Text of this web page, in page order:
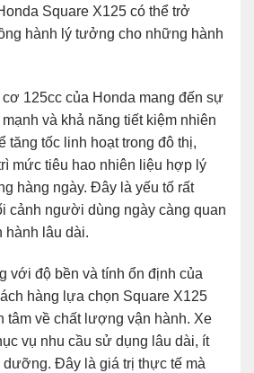
Square X125 có thể trở
hành lý tưởng cho những hành
125cc của Honda mang đến sự
và khả năng tiết kiệm nhiên
tăng tốc linh hoạt trong đô thị,
mức tiêu hao nhiên liệu hợp lý
hàng ngày. Đây là yếu tố rất
cảnh người dùng ngày càng quan
hành lâu dài.
với độ bền và tính ổn định của
hàng lựa chọn Square X125
tâm về chất lượng vận hành. Xe
vụ nhu cầu sử dụng lâu dài, ít
dưỡng. Đây là giá trị thực tế mà